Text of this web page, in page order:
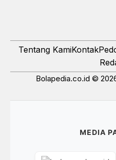
Tentang KamiKontak
Bolapedia.co.id ©
MEDIA